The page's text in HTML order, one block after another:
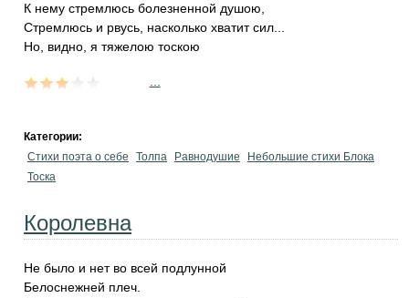
К нему стремлюсь болезненной душою,
Стремлюсь и рвусь, насколько хватит сил...
Но, видно, я тяжелою тоскою
Категории:
Стихи поэта о себе
Толпа Равнодушие
Небольшие стихи Блока
Тоска
Королевна
Не было и нет во всей подлунной
Белоснежней плеч.